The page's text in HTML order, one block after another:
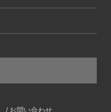
お問い合わせ